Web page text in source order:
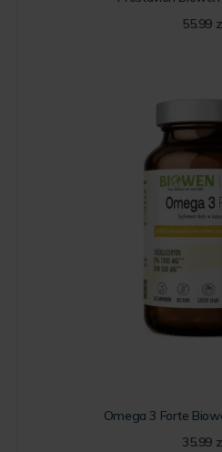
55.99
Omega 3 Forte
35.99